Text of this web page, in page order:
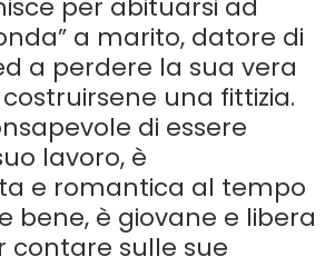
per abituarsi ad
a marito, datore di
a perdere la sua vera
una fittizia.
di essere
lavoro, è
e romantica al tempo
bene, è giovane e libera
contare sulle sue